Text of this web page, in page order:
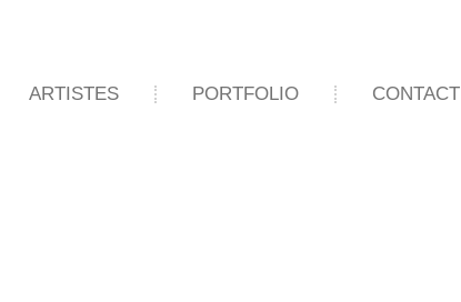
ARTISTES PORTFOLIO CONTACT